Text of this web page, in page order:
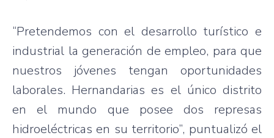
“Pretendemos con el desarrollo turístico e
industrial la generación de empleo, para que
nuestros jóvenes tengan oportunidades
laborales. Hernandarias es el único distrito
en el mundo que posee dos represas
hidroeléctricas en su territorio”, puntualizó el